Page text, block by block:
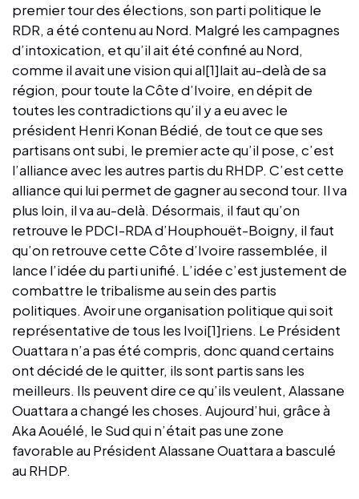
premier tour des élections, son parti politique le
RDR, a été contenu au Nord. Malgré les campagnes
d’intoxication, et qu’il ait été confiné au Nord,
comme il avait une vision qui al[1]lait au-delà de sa
région, pour toute la Côte d’Ivoire, en dépit de
toutes les contradictions qu’il y a eu avec le
président Henri Konan Bédié, de tout ce que ses
partisans ont subi, le premier acte qu’il pose, c’est
l’alliance avec les autres partis du RHDP. C’est cette
alliance qui lui permet de gagner au second tour. Il va
plus loin, il va au-delà. Désormais, il faut qu’on
retrouve le PDCI-RDA d’Houphouët-Boigny, il faut
qu’on retrouve cette Côte d’Ivoire rassemblée, il
lance l’idée du parti unifié. L’idée c’est justement de
combattre le tribalisme au sein des partis
politiques. Avoir une organisation politique qui soit
représentative de tous les Ivoi[1]riens. Le Président
Ouattara n’a pas été compris, donc quand certains
ont décidé de le quitter, ils sont partis sans les
meilleurs. Ils peuvent dire ce qu’ils veulent, Alassane
Ouattara a changé les choses. Aujourd’hui, grâce à
Aka Aouélé, le Sud qui n’était pas une zone
favorable au Président Alassane Ouattara a basculé
au RHDP.